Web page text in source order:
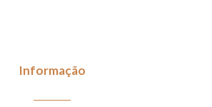
Informação